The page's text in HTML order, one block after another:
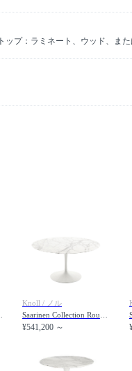
ップ：ラミネート、ウッド、ま
Knoll / ノル
¥541,200 ～